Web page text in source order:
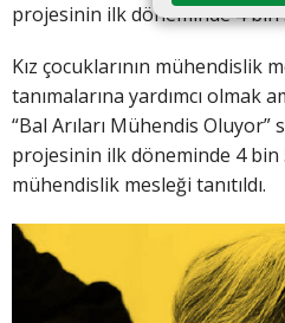
projesinin ilk döneminde 4 bin
Kız çocuklarının mühendislik
tanımalarına yardımcı olmak
“Bal Arıları Mühendis
projesinin ilk döneminde 4 bin
mühendislik mesleği tanıtıldı.